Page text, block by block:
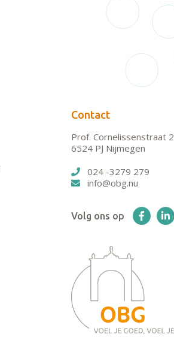
Contact
Prof. Cornelissenstraat 2
6524 PJ Nijmegen
024 -3279 279
info@obg.nu
Volg ons op